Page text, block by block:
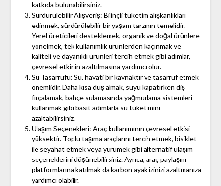
katkıda bulunabilirsiniz.
Sürdürülebilir Alışveriş: Bilinçli tüketim alışkanlıkları
edinmek, sürdürülebilir bir yaşam tarzının temelidir.
Yerel üreticileri desteklemek, organik ve doğal ürünlere
yönelmek, tek kullanımlık ürünlerden kaçınmak ve
kaliteli ve dayanıklı ürünleri tercih etmek gibi adımlar,
çevresel etkinin azaltılmasına yardımcı olur.
Su Tasarrufu: Su, hayati bir kaynaktır ve tasarruf etmek
önemlidir. Daha kısa duş almak, suyu kapatırken diş
fırçalamak, bahçe sulamasında yağmurlama sistemleri
kullanmak gibi basit adımlarla su tüketimini
azaltabilirsiniz.
Ulaşım Seçenekleri: Araç kullanımının çevresel etkisi
yüksektir. Toplu taşıma araçlarını tercih etmek, bisiklet
ile seyahat etmek veya yürümek gibi alternatif ulaşım
seçeneklerini düşünebilirsiniz. Ayrıca, araç paylaşım
platformlarına katılmak da karbon ayak izinizi azaltmanıza
yardımcı olabilir.